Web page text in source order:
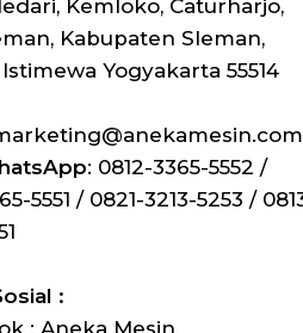
Kemloko, Caturharjo,
Kabupaten Sleman,
Yogyakarta 55514
: 0812-3365-5552 /
5551 / 0821-3213-5253 /
: